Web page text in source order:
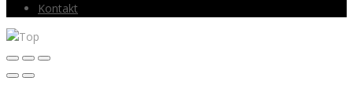
Kontakt